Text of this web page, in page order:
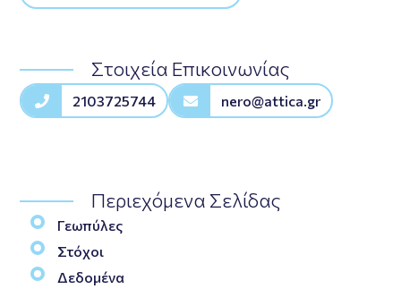
Στοιχεία Επικοινωνίας
2103725744 nero@attica.gr
Περιεχόμενα Σελίδας
Γεωπύλες
Στόχοι
Δεδομένα